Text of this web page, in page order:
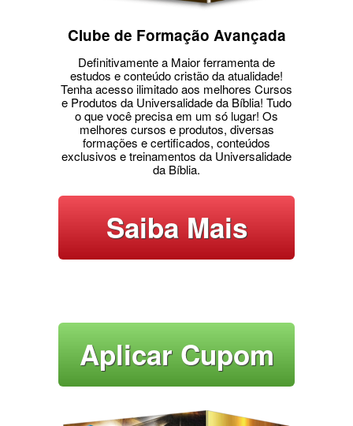
Clube de Formação Avançada
Definitivamente a Maior ferramenta de
estudos e conteúdo cristão da atualidade!
Tenha acesso ilimitado aos melhores Cursos
e Produtos da Universalidade da Bíblia! Tudo
o que você precisa em um só lugar! Os
melhores cursos e produtos, diversas
formações e certificados, conteúdos
exclusivos e treinamentos da Universalidade
da Bíblia.
Saiba Mais
Aplicar Cupom